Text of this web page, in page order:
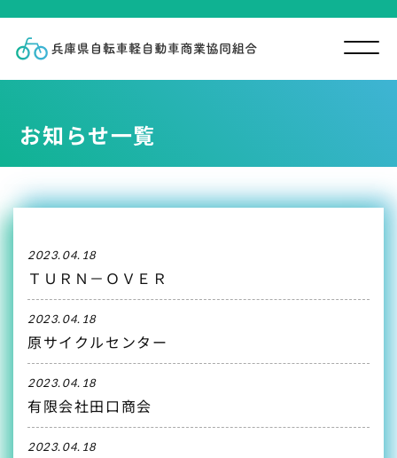
お知らせ一覧
2023.04.18
ＴＵＲＮ－ＯＶＥＲ
2023.04.18
原サイクルセンター
2023.04.18
有限会社田口商会
2023.04.18